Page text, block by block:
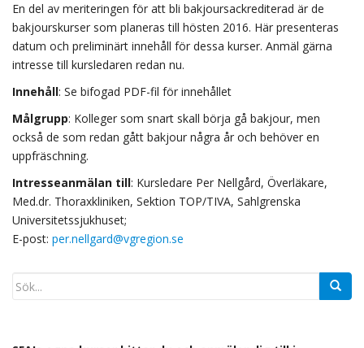
En del av meriteringen för att bli bakjoursackrediterad är de
bakjourskurser som planeras till hösten 2016. Här presenteras
datum och preliminärt innehåll för dessa kurser. Anmäl gärna
intresse till kursledaren redan nu.
Innehåll: Se bifogad PDF-fil för innehållet
Målgrupp: Kolleger som snart skall börja gå bakjour, men
också de som redan gått bakjour några år och behöver en
uppfräschning.
Intresseanmälan till: Kursledare Per Nellgård, Överläkare,
Med.dr. Thoraxkliniken, Sektion TOP/TIVA, Sahlgrenska
Universitetssjukhuset;
E-post: per.nellgard@vgregion.se